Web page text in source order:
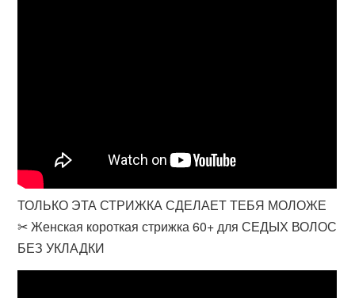
ТОЛЬКО ЭТА СТРИЖКА СДЕЛАЕТ ТЕБЯ МОЛОЖЕ
✂ Женская короткая стрижка 60+ для СЕДЫХ ВОЛОС
БЕЗ УКЛАДКИ